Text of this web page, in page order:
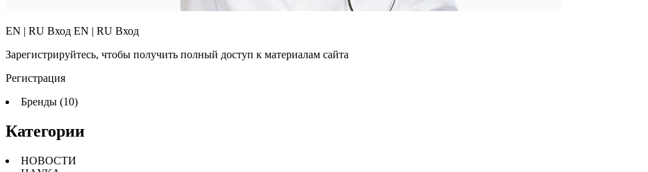
EN | RU Вход EN | RU Вход
Зарегистрируйтесь, чтобы получить полный доступ к материалам сайта
Регистрация
Бренды (10)
Категории
НОВОСТИ